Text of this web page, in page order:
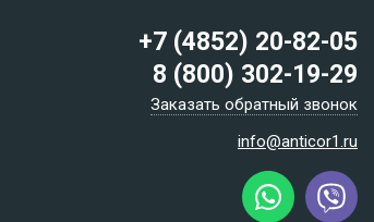
+7 (4852) 20-82-05
8 (800) 302-19-29
Заказать обратный звонок
info@anticor1.ru